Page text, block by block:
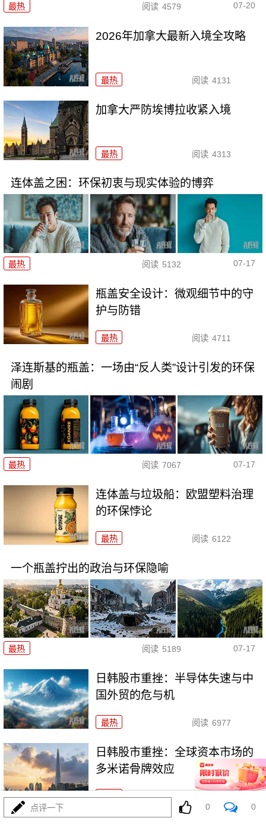
最热 阅读 4579 07-20
2026年加拿大最新入境全攻略
最热 阅读 4131
加拿大严防埃博拉收紧入境
最热 阅读 4313
连体盖之困：环保初衷与现实体验的博弈
最热 阅读 5132 07-17
瓶盖安全设计：微观细节中的守
护与防错
最热 阅读 4711
泽连斯基的瓶盖：一场由“反人类”设计引发的环保
闹剧
最热 阅读 7067 07-17
连体盖与垃圾船：欧盟塑料治理
的环保悖论
最热 阅读 6122
一个瓶盖拧出的政治与环保隐喻
最热 阅读 5189 07-17
日韩股市重挫：半导体失速与中
国外贸的危与机
最热 阅读 6977
日韩股市重挫：全球资本市场的
多米诺骨牌效应
最热
点评一下 0 0